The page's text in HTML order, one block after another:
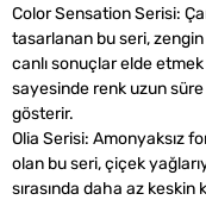
Color Sensation Serisi:
tasarlanan bu seri,
canlı sonuçlar elde
sayesinde renk uzun
gösterir.
Olia Serisi: Amonyaksız
olan bu seri, çiçek
sırasında daha az